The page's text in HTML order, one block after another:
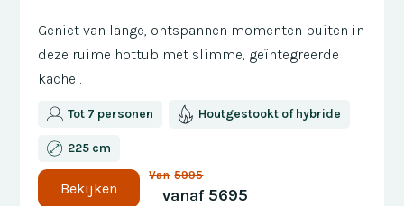
Geniet van lange, ontspannen momenten buiten in
deze ruime hottub met slimme, geïntegreerde
kachel.
Tot 7 personen Houtgestookt of hybride
225 cm
Bekijken
Van 5995
vanaf 5695